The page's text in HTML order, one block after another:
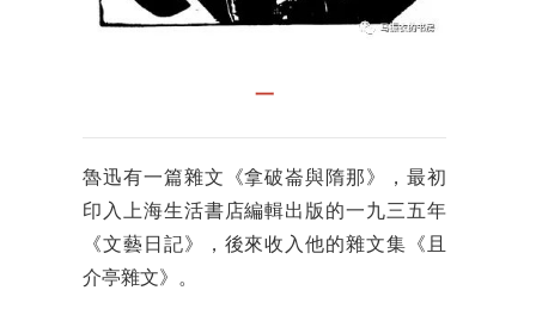
一
魯迅有一篇雜文《拿破崙與隋那》，最初
印入上海生活書店編輯出版的一九三五年
《文藝日記》，後來收入他的雜文集《且
介亭雜文》。